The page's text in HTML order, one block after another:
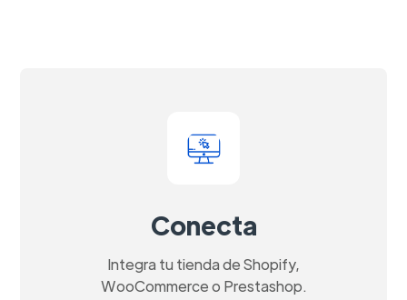
Conecta
Integra tu tienda de Shopify,
WooCommerce o Prestashop.